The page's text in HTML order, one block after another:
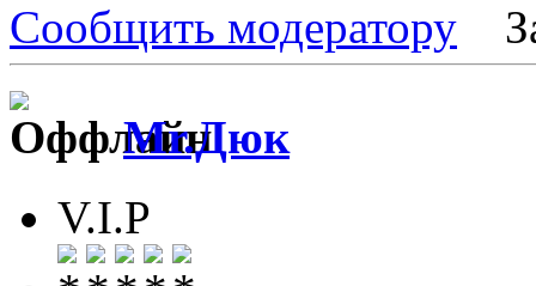
Сообщить модератору
Mr.Дюк
V.I.P